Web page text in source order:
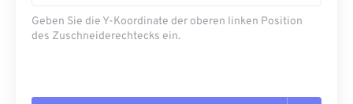
Geben Sie die Y-Koordinate der oberen linken Position
des Zuschneiderechtecks ​​ein.